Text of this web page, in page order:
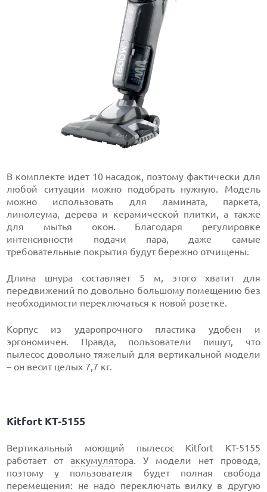
В комплекте идет 10 насадок, поэтому фактически для
любой ситуации можно подобрать нужную. Модель
можно использовать для ламината, паркета,
линолеума, дерева и керамической плитки, а также
для мытья окон. Благодаря регулировке
интенсивности подачи пара, даже самые
требовательные покрытия будут бережно отчищены.
Длина шнура составляет 5 м, этого хватит для
передвижений по довольно большому помещению без
необходимости переключаться к новой розетке.
Корпус из ударопрочного пластика удобен и
эргономичен. Правда, пользователи пишут, что
пылесос довольно тяжелый для вертикальной модели
– он весит целых 7,7 кг.
Kitfort КТ-5155
Вертикальный моющий пылесос Kitfort КТ-5155
работает отаккумулятора. У модели нет провода,
поэтому у пользователя будет полная свобода
перемещения: не надо переключать вилку в другую